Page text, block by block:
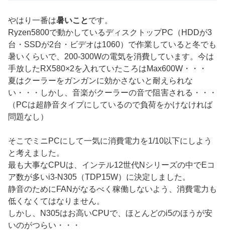
やはり一番は暑いことです。
Ryzen5800で動かしているディスクトップPC（HDDが3
台・SSDが2台・ビデオは1060）で作業していると冬でも
暑いくらいで、200-300Wの電気を消費しています。今は
手放したRX580×2を入れていたころはMax600W・・・
夏はクーラーをガンガンに効かさないと耐えられな
い・・・しかし、音楽がクーラーの音で阻害される・・・
（PCは超静音タイプにしているので負荷をかけなければ
問題なし）
そこでミニPCにして一気に消費電力を1/10以下にしよう
と考えました。
最も大事なCPUは、インテル12世代Nシリーズの中でEコ
ア数が多いi3-N305（TDP15W）に決定しました。
静音のためにFANがなるべく稼働しないよう、消費電力も
低くなくてはなりません。
しかし、N305はお高いCPUで、ほとんどのi5のほうが安
いのがつらい・・・